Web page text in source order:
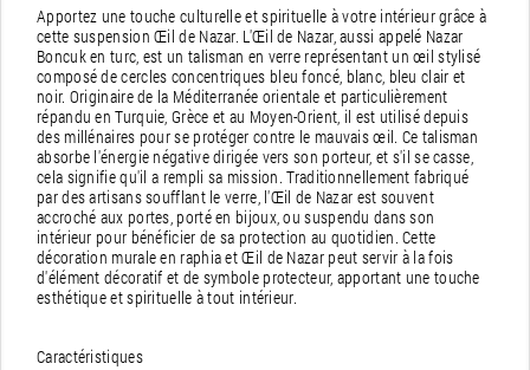
Apportez une touche culturelle et spirituelle à votre intérieur grâce à
cette suspension Œil de Nazar. L'Œil de Nazar, aussi appelé Nazar
Boncuk en turc, est un talisman en verre représentant un œil stylisé
composé de cercles concentriques bleu foncé, blanc, bleu clair et
noir. Originaire de la Méditerranée orientale et particulièrement
répandu en Turquie, Grèce et au Moyen-Orient, il est utilisé depuis
des millénaires pour se protéger contre le mauvais œil. Ce talisman
absorbe l'énergie négative dirigée vers son porteur, et s'il se casse,
cela signifie qu'il a rempli sa mission. Traditionnellement fabriqué
par des artisans soufflant le verre, l'Œil de Nazar est souvent
accroché aux portes, porté en bijoux, ou suspendu dans son
intérieur pour bénéficier de sa protection au quotidien. Cette
décoration murale en raphia et Œil de Nazar peut servir à la fois
d'élément décoratif et de symbole protecteur, apportant une touche
esthétique et spirituelle à tout intérieur.
Caractéristiques